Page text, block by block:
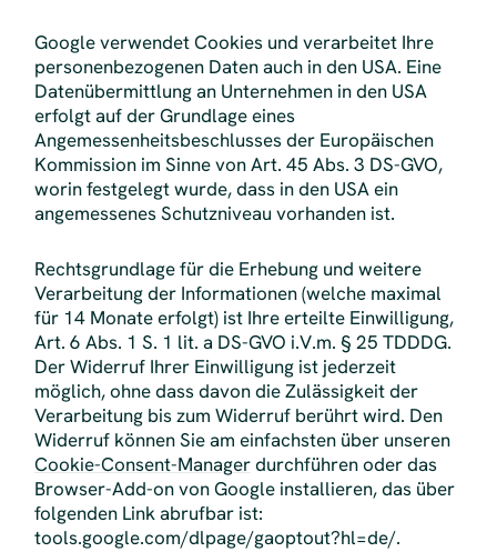
Google verwendet Cookies und verarbeitet Ihre
personenbezogenen Daten auch in den USA. Eine
Datenübermittlung an Unternehmen in den USA
erfolgt auf der Grundlage eines
Angemessenheitsbeschlusses der Europäischen
Kommission im Sinne von Art. 45 Abs. 3 DS-GVO,
worin festgelegt wurde, dass in den USA ein
angemessenes Schutzniveau vorhanden ist.
Rechtsgrundlage für die Erhebung und weitere
Verarbeitung der Informationen (welche maximal
für 14 Monate erfolgt) ist Ihre erteilte Einwilligung,
Art. 6 Abs. 1 S. 1 lit. a DS-GVO i.V.m. § 25 TDDDG.
Der Widerruf Ihrer Einwilligung ist jederzeit
möglich, ohne dass davon die Zulässigkeit der
Verarbeitung bis zum Widerruf berührt wird. Den
Widerruf können Sie am einfachsten über unseren
Cookie-Consent-Managerdurchführen oder das
Browser-Add-on von Google installieren, das über
folgenden Link abrufbar ist:
tools.google.com/dlpage/gaoptout?hl=de/.